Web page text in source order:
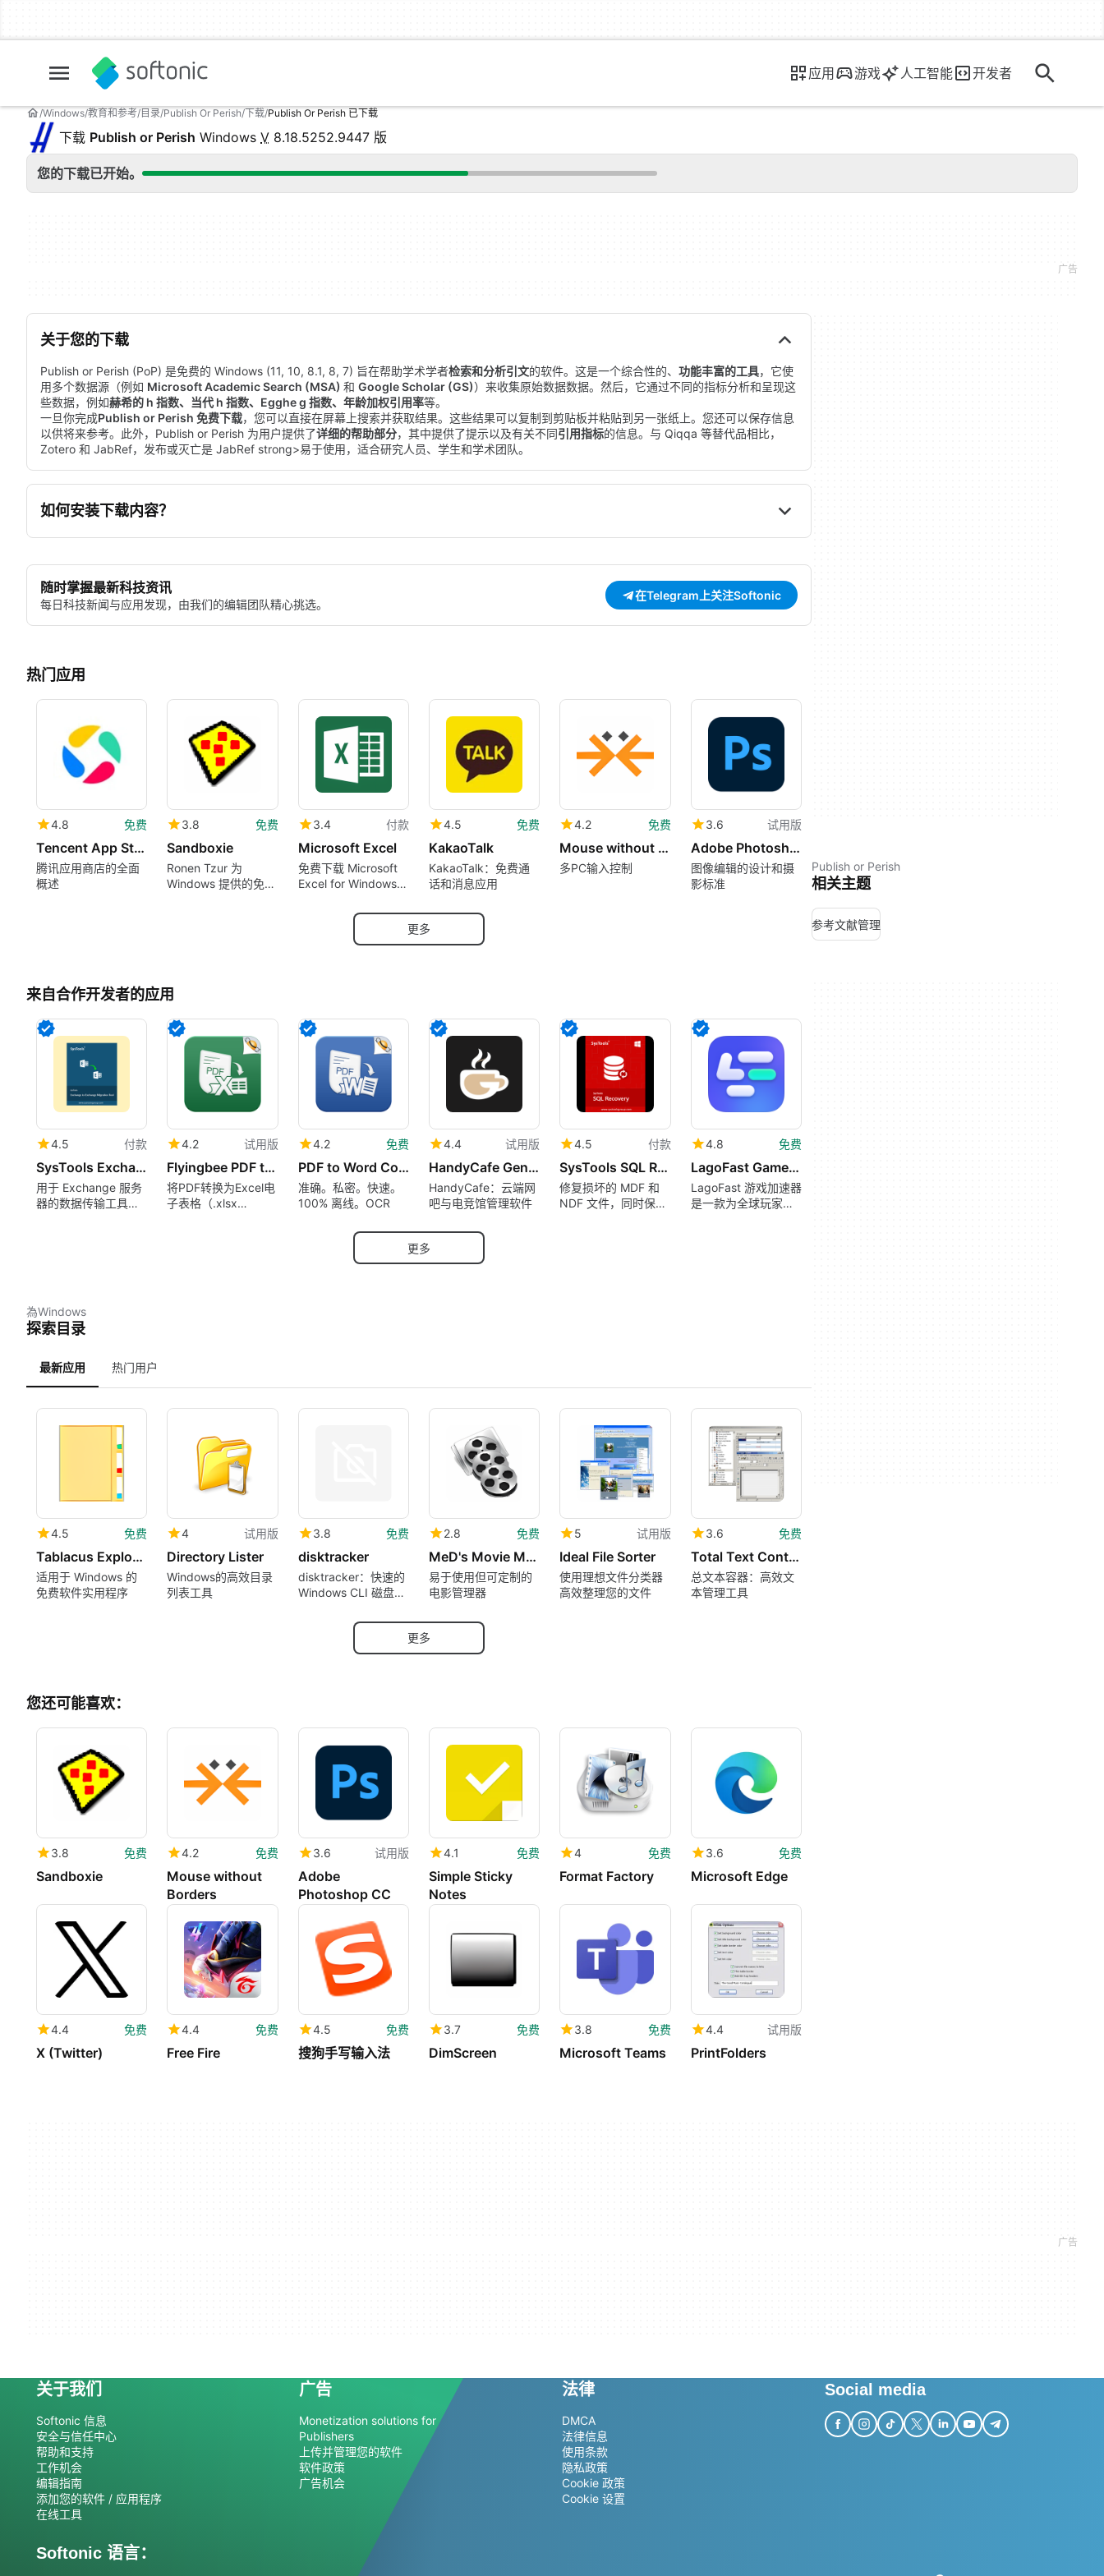
应用 游戏 人工智能 开发者
Windows 教育和参考 目录 Publish Or Perish 下载 Publish Or Perish 已下载
下载 Publish or Perish Windows V 8.18.5252.9447 版
您的下载已开始。
关于您的下载
Publish or Perish (PoP) 是免费的 Windows (11, 10, 8.1, 8, 7) 旨在帮助学术学者检索和分析引文的软件。这是一个综合性的、 功能丰富的工具，它使
用多个数据源（例如 Microsoft Academic Search (MSA) 和 Google Scholar (GS)）来收集原始数据数据。然后，它通过不同的指标分析和呈现这
些数据，例如赫希的 h 指数、当代 h 指数、Egghe g 指数、年龄加权引用率等。
一旦你完成Publish or Perish 免费下载，您可以直接在屏幕上搜索并获取结果。这些结果可以复制到剪贴板并粘贴到另一张纸上。您还可以保存信息
以供将来参考。此外，Publish or Perish 为用户提供了详细的帮助部分，其中提供了提示以及有关不同引用指标的信息。与 Qiqqa 等替代品相比，
Zotero 和 JabRef，发布或灭亡是 JabRef strong>易于使用，适合研究人员、学生和学术团队。
如何安装下载内容？
随时掌握最新科技资讯
每日科技新闻与应用发现，由我们的编辑团队精心挑选。
在Telegram上关注Softonic
热门应用
4.8 免费
Tencent App Store 腾讯应用宝
腾讯应用商店的全面
概述
3.8 免费
Sandboxie
Ronen Tzur 为
Windows 提供的免费
3.4 付款
Microsoft Excel
免费下载 Microsoft
Excel for Windows –
365 的一部分
4.5 免费
KakaoTalk
KakaoTalk：免费通
话和消息应用
4.2 免费
Mouse without Borders
多PC输入控制
3.6 试用版
Adobe Photoshop CC
图像编辑的设计和摄
影标准
更多
来自合作开发者的应用
4.5 付款
SysTools Exchange to Exchange Migration Tool
用于 Exchange 服务
器的数据传输工具：
4.2 试用版
Flyingbee PDF to Excel Converter
将PDF转换为Excel电
子表格（.xlsx
4.2 免费
PDF to Word Converter
准确。私密。快速。
100% 离线。OCR
4.4 试用版
HandyCafe Genesis
HandyCafe：云端网
吧与电竞馆管理软件
4.5 付款
SysTools SQL Recovery Tool
修复损坏的 MDF 和
NDF 文件，同时保持
4.8 免费
LagoFast Game Booster
LagoFast 游戏加速器
是一款为全球玩家设
更多
為Windows
探索目录
最新应用 热门用户
4.5 免费
Tablacus Explorer
适用于 Windows 的
免费软件实用程序
4 试用版
Directory Lister
Windows的高效目录
列表工具
3.8 免费
disktracker
disktracker：快速的
Windows CLI 磁盘空
2.8 免费
MeD's Movie Manager
易于使用但可定制的
电影管理器
5 试用版
Ideal File Sorter
使用理想文件分类器
高效整理您的文件
3.6 免费
Total Text Container
总文本容器：高效文
本管理工具
更多
您还可能喜欢：
3.8 免费
Sandboxie
4.2 免费
Mouse without
Borders
3.6 试用版
Adobe
Photoshop CC
4.1 免费
Simple Sticky
Notes
4 免费
Format Factory
3.6 免费
Microsoft Edge
4.4 免费
X (Twitter)
4.4 免费
Free Fire
4.5 免费
搜狗手写输入法
3.7 免费
DimScreen
3.8 免费
Microsoft Teams
4.4 试用版
PrintFolders
Publish or Perish
相关主题
参考文献管理
关于我们
Softonic 信息
安全与信任中心
帮助和支持
工作机会
编辑指南
添加您的软件 / 应用程序
在线工具
广告
Monetization solutions for
Publishers
上传并管理您的软件
软件政策
广告机会
法律
DMCA
法律信息
使用条款
隐私政策
Cookie 政策
Cookie 设置
Social media
Softonic 语言：